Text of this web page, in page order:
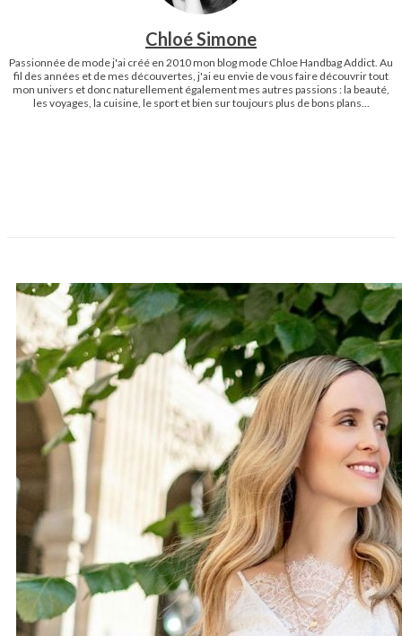
Chloé Simone
Passionnée de mode j'ai créé en 2010 mon blog mode Chloe Handbag Addict. Au
fil des années et de mes découvertes, j'ai eu envie de vous faire découvrir tout
mon univers et donc naturellement également mes autres passions : la beauté,
les voyages, la cuisine, le sport et bien sur toujours plus de bons plans...